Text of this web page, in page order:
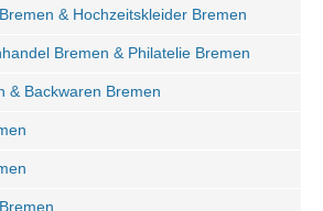
& Hochzeitskleider Bremen
Bremen & Philatelie Bremen
& Backwaren Bremen